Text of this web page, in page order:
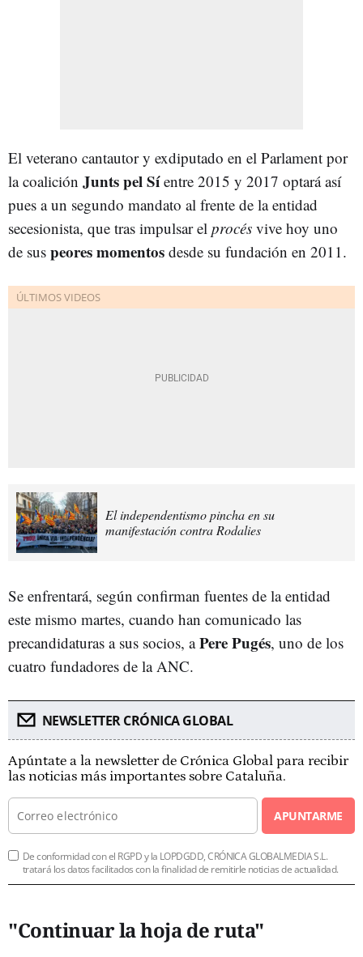
El veterano cantautor y exdiputado en el Parlament por
la coalición Junts pel Síentre 2015 y 2017 optará así
pues a un segundo mandato al frente de la entidad
secesionista, que tras impulsar el procés vive hoy uno
de sus peores momentos desde su fundación en 2011.
El independentismo pincha en su
manifestación contra Rodalies
Se enfrentará, según confirman fuentes de la entidad
este mismo martes, cuando han comunicado las
precandidaturas a sus socios, aPere Pugés, uno de los
cuatro fundadores de la ANC.
NEWSLETTER CRÓNICA GLOBAL
Apúntate a la newsletter de Crónica Global para recibir
las noticias más importantes sobre Cataluña.
APUNTARME
De conformidad con el RGPD y la LOPDGDD, CRÓNICA GLOBALMEDIA S.L.
tratará los datos facilitados con la finalidad de remitirle noticias de actualidad.
"Continuar la hoja de ruta"